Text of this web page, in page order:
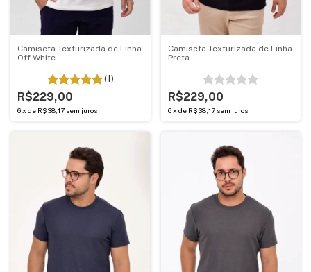
Camiseta Texturizada de Linha
Off White
(1)
R$229,00
6x de R$38,17 sem juros
Camiseta Texturizada de Linha
Preta
R$229,00
6 x de R$38,17 sem juros